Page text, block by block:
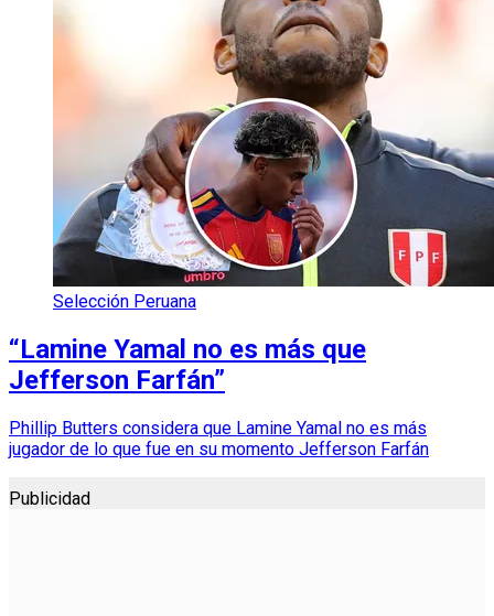
Selección Peruana
“Lamine Yamal no es más que
Jefferson Farfán”
Phillip Butters considera que Lamine Yamal no es más
jugador de lo que fue en su momento Jefferson Farfán
Publicidad